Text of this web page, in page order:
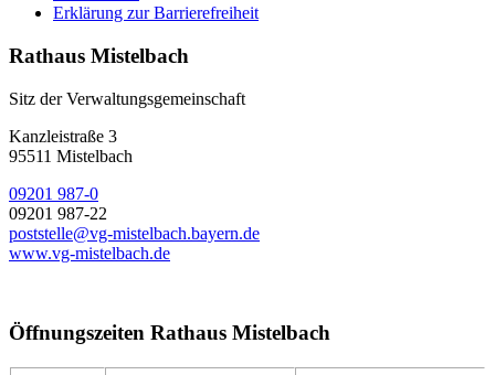
Erklärung zur Barrierefreiheit
Rathaus Mistelbach
Sitz der Verwaltungsgemeinschaft
Kanzleistraße 3
95511 Mistelbach
09201 987-0
09201 987-22
poststelle@vg-mistelbach.bayern.de
www.vg-mistelbach.de
Öffnungszeiten Rathaus Mistelbach